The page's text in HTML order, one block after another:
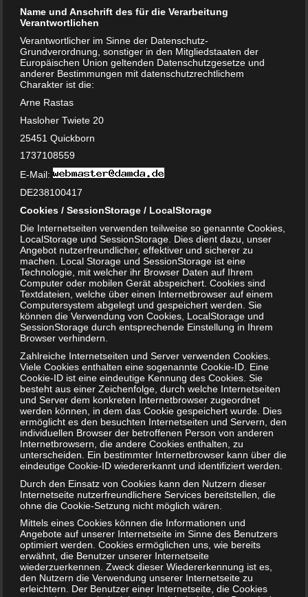
spontan in Tränen ausgebrochen sind.
Heißhungerattacken oder Ekel
vor Essen
Jeder kennt den Spruch mit den sauren Gurken – und der
hat durchaus seine Bewandtnis. Denn viele Frauen
berichten in der Schwangerschaft von dem Drang viele
Lebensmittel geradezu in sich hineinzustopfen. Dazu
zählen auch Lebensmittel, die sie sonst gar nicht essen.
Woher dieses Schwangerschaftssymptom kommt, ist noch
nicht vollständig erforscht. Man geht allerdings davon aus,
dass der Körper auf diese Weise den erhöhten
Mineralbedarf deckt. Gleichzeitig berichten einige Frauen
davon, dass sie sich regelhaft vor Essen ekeln. Für das
Ekelgefühl genügt bei einigen Frauen bereits der Geruch
der Lebensmittel. Besonders Alkohol und Fleisch werden
als unangenehm empfunden.
Schwindelgefühl
In den ersten Monaten muss der Körper einer
schwangeren Frau enormes leisten. Unter anderem ändert
sich auch das Blutvolumen, schließlich wächst ein neuer
Mensch im Körper der Frau heran. Aus diesem Grund
sinkt nicht selten der Blutdruck, wodurch zeitweise
Schwindelgefühle und Kreislaufattacken auftreten können.
Diesen Schwindel kann man fast nicht verhindern. Jedoch
helfen Sport, viel Bewegung und Wechselduschen den
Kreislauf in Schwung zu halten. Wichtig: Diese
unbedenklich.
Ausbleibende Regelblutung
Das Ausbleiben der Periode ist wohl eines der deutlichsten
Schwangerschaftssymptome. Der erste Gedanke einer
jeden Frau ist dann: „Ich bin schwanger.“. Um wirklich auf
Name und Anschrift des für die Verarbeitung
Verantwortlichen
Verantwortlicher im Sinne der Datenschutz-
Grundverordnung, sonstiger in den Mitgliedstaaten der
Europäischen Union geltenden Datenschutzgesetze und
anderer Bestimmungen mit datenschutzrechtlichem
Charakter ist die:
Arne Rastas
Hasloher Twiete 20
25451 Quickborn
1737108559
E-Mail:
DE238100417
Cookies / SessionStorage / LocalStorage
Die Internetseiten verwenden teilweise so genannte Cookies,
LocalStorage und SessionStorage. Dies dient dazu, unser
Angebot nutzerfreundlicher, effektiver und sicherer zu
machen. Local Storage und SessionStorage ist eine
Technologie, mit welcher ihr Browser Daten auf Ihrem
Computer oder mobilen Gerät abspeichert. Cookies sind
Textdateien, welche über einen Internetbrowser auf einem
Computersystem abgelegt und gespeichert werden. Sie
können die Verwendung von Cookies, LocalStorage und
SessionStorage durch entsprechende Einstellung in Ihrem
Browser verhindern.
Zahlreiche Internetseiten und Server verwenden Cookies.
Viele Cookies enthalten eine sogenannte Cookie-ID. Eine
Cookie-ID ist eine eindeutige Kennung des Cookies. Sie
besteht aus einer Zeichenfolge, durch welche Internetseiten
und Server dem konkreten Internetbrowser zugeordnet
werden können, in dem das Cookie gespeichert wurde. Dies
ermöglicht es den besuchten Internetseiten und Servern, den
individuellen Browser der betroffenen Person von anderen
Internetbrowsern, die andere Cookies enthalten, zu
unterscheiden. Ein bestimmter Internetbrowser kann über die
eindeutige Cookie-ID wiedererkannt und identifiziert werden.
Durch den Einsatz von Cookies kann den Nutzern dieser
Internetseite nutzerfreundlichere Services bereitstellen, die
ohne die Cookie-Setzung nicht möglich wären.
Mittels eines Cookies können die Informationen und
Angebote auf unserer Internetseite im Sinne des Benutzers
optimiert werden. Cookies ermöglichen uns, wie bereits
erwähnt, die Benutzer unserer Internetseite
wiederzuerkennen. Zweck dieser Wiedererkennung ist es,
den Nutzern die Verwendung unserer Internetseite zu
erleichtern. Der Benutzer einer Internetseite, die Cookies